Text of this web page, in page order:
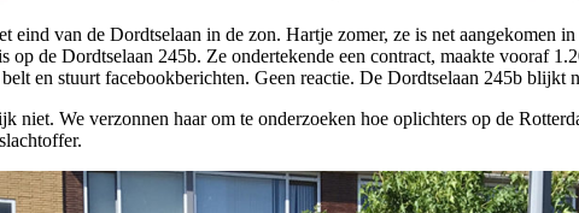
van de Dordtselaan in de zon. Hartje zomer, ze is net aangekomen
op de Dordtselaan 245b. Ze ondertekende een contract, maakte vooraf
en stuurt facebookberichten. Geen reactie. De Dordtselaan 245b blijkt
We verzonnen haar om te onderzoeken hoe oplichters op de